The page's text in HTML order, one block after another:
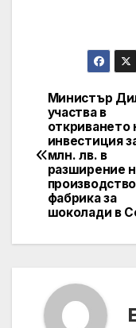
Post
Министър
участва в
откриването
инвестиция
млн. лв. в
разширение
фабрика за
шоколади в